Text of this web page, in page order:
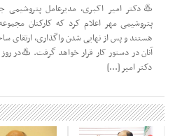
♨️دکتر امیر اکبری، مدیرعامل
پتروشیمی مهر اعلام کرد که کارکنان
هستند و پس از نهایی شدن واگذاری، ارتقای
آنان در دستور کار قرار خواهد گرفت. ♨️در
دکتر امیر […]